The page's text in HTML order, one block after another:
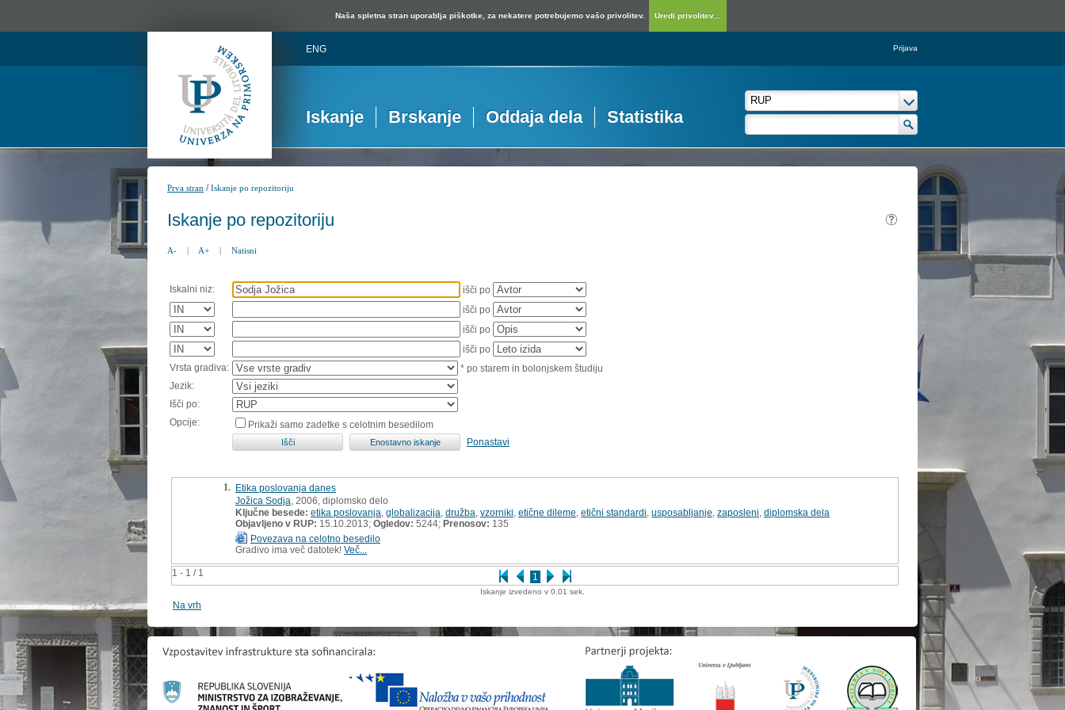
Naša spletna stran uporablja piškotke, za nekatere potrebujemo vašo privolitev. Uredi privolitev...
ENG Prijava
Iskanje Brskanje Oddaja dela Statistika
Prva stran /Iskanje po repozitoriju
Iskanje po repozitoriju
A- | A+ | Natisni
Iskalni niz:
išči po
išči po
išči po
išči po
Vrsta gradiva:
* po starem in bolonjskem študiju
Jezik:
Išči po:
Opcije:
Prikaži samo zadetke s celotnim besedilom
Ponastavi
1 - 1 / 1 1
1. Etika poslovanja danes
Jožica Sodja , 2006, diplomsko delo
Ključne besede: etika poslovanja globalizacija družba vzorniki etične dileme etični standardi usposabljanje zaposleni diplomska dela
Objavljeno v RUP: 15.10.2013; Ogledov: 5244; Prenosov: 135
Povezava na celotno besedilo
Gradivo ima več datotek! Več...
Iskanje izvedeno v 0.01 sek.
Na vrh